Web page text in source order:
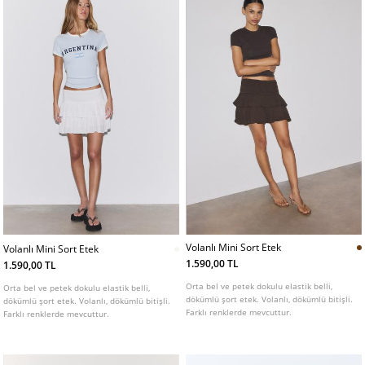
Volanlı Mini Sort Etek
1.590,00 TL
Orta bel ve petek dokulu elastik belli,
dökümlü şort etek. Volanlı, dökümlü bitişli.
Farklı renklerde mevcuttur.
Volanlı Mini Sort Etek
1.590,00 TL
Orta bel ve petek dokulu elastik belli,
dökümlü şort etek. Volanlı, dökümlü bitişli.
Farklı renklerde mevcuttur.